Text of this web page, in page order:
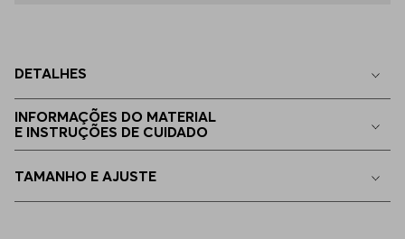
DETALHES
INFORMAÇÕES DO MATERIAL
E INSTRUÇÕES DE CUIDADO
TAMANHO E AJUSTE